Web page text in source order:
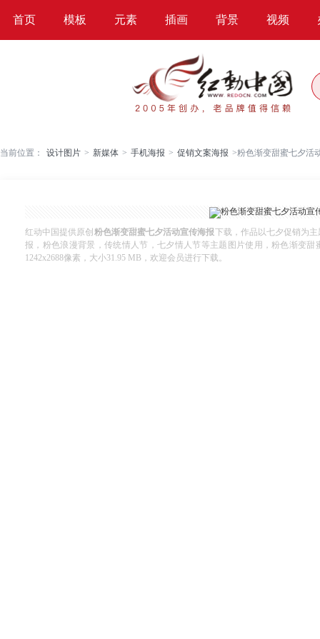
首页 模板 元素 插画 背景 视频
当前位置： 设计图片 > 新媒体 > 手机海报 > 促销文案海报 >粉色渐变甜蜜七夕活
红动中国提供原创 粉色渐变甜蜜七夕活动宣传海报下载，作品以七夕促销为
报，粉色浪漫背景，传统情人节，七夕情人节等主题图片使用，粉色渐变甜
1242x2688像素，大小31.95 MB，欢迎会员进行下载。